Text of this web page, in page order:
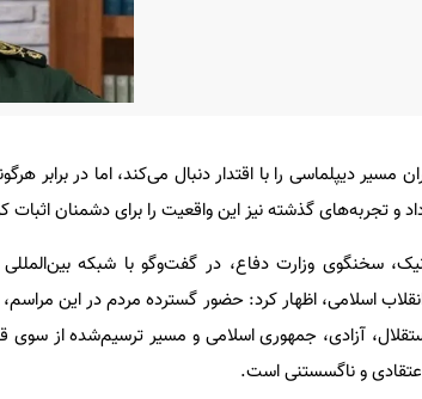
دیپلماسی را با اقتدار دنبال می‌کند، اما در برابر
و تجربه‌های گذشته نیز این واقعیت را برای دشمنان اثبات
سخنگوی وزارت دفاع، در گفت‌وگو با شبکه
اسلامی، اظهار کرد: حضور گسترده مردم در این
استقلال، آزادی، جمهوری اسلامی و مسیر ترسیم‌شده از
و ناگسستنی است.